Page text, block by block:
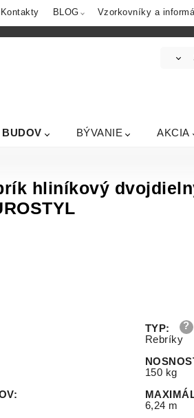
Kontakty BLOG Vzorkovníky a
BÝVANIE AKCIA
hliníkový
TYP:
Rebríky
150 kg
:
6,24 m